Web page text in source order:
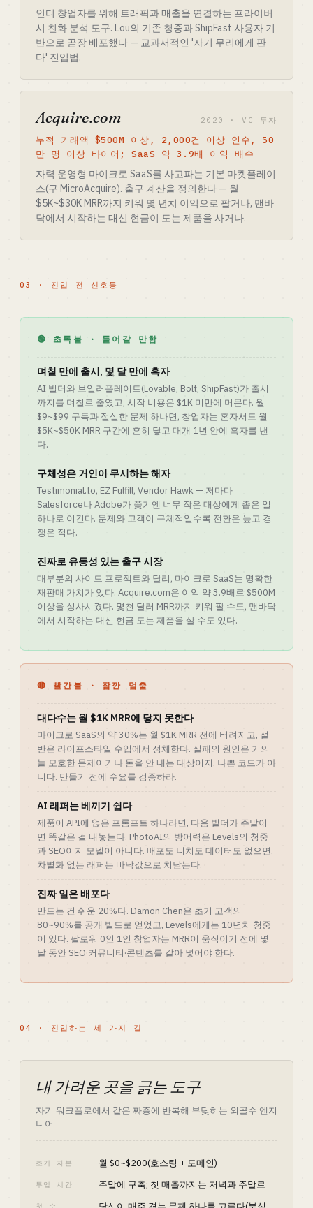
인디 창업자를 위해 트래픽과 매출을 연결하는 프라이버
시 친화 분석 도구. Lou의 기존 청중과 ShipFast 사용자 기
반으로 곧장 배포했다 — 교과서적인 '자기 무리에게 판
다' 진입법.
Acquire.com 2020 · VC 투자
누적 거래액 $500M 이상, 2,000건 이상 인수, 50
만 명 이상 바이어; SaaS 약 3.9배 이익 배수
자력 운영형 마이크로 SaaS를 사고파는 기본 마켓플레이
스(구 MicroAcquire). 출구 계산을 정의한다 — 월
$5K~$30K MRR까지 키워 몇 년치 이익으로 팔거나, 맨바
닥에서 시작하는 대신 현금이 도는 제품을 사거나.
03 · 진입 전 신호등
🟢 초록불 · 들어갈 만함
며칠 만에 출시, 몇 달 만에 흑자
AI 빌더와 보일러플레이트(Lovable, Bolt, ShipFast)가 출시
까지를 며칠로 줄였고, 시작 비용은 $1K 미만에 머문다. 월
$9~$99 구독과 절실한 문제 하나면, 창업자는 혼자서도 월
$5K~$50K MRR 구간에 흔히 닿고 대개 1년 안에 흑자를 낸
다.
구체성은 거인이 무시하는 해자
Testimonial.to, EZ Fulfill, Vendor Hawk — 저마다
Salesforce나 Adobe가 쫓기엔 너무 작은 대상에게 좁은 일
하나로 이긴다. 문제와 고객이 구체적일수록 전환은 높고 경
쟁은 적다.
진짜로 유동성 있는 출구 시장
대부분의 사이드 프로젝트와 달리, 마이크로 SaaS는 명확한
재판매 가치가 있다. Acquire.com은 이익 약 3.9배로 $500M
이상을 성사시켰다. 몇천 달러 MRR까지 키워 팔 수도, 맨바닥
에서 시작하는 대신 현금 도는 제품을 살 수도 있다.
🔴 빨간불 · 잠깐 멈춤
대다수는 월 $1K MRR에 닿지 못한다
마이크로 SaaS의 약 30%는 월 $1K MRR 전에 버려지고, 절
반은 라이프스타일 수입에서 정체한다. 실패의 원인은 거의
늘 모호한 문제이거나 돈을 안 내는 대상이지, 나쁜 코드가 아
니다. 만들기 전에 수요를 검증하라.
AI 래퍼는 베끼기 쉽다
제품이 API에 얹은 프롬프트 하나라면, 다음 빌더가 주말이
면 똑같은 걸 내놓는다. PhotoAI의 방어력은 Levels의 청중
과 SEO이지 모델이 아니다. 배포도 니치도 데이터도 없으면,
차별화 없는 래퍼는 바닥값으로 치닫는다.
진짜 일은 배포다
만드는 건 쉬운 20%다. Damon Chen은 초기 고객의
80~90%를 공개 빌드로 얻었고, Levels에게는 10년치 청중
이 있다. 팔로워 0인 1인 창업자는 MRR이 움직이기 전에 몇
달 동안 SEO·커뮤니티·콘텐츠를 갈아 넣어야 한다.
04 · 진입하는 세 가지 길
내 가려운 곳을 긁는 도구
자기 워크플로에서 같은 짜증에 반복해 부딪히는 외골수 엔지
니어
초기 자본 월 $0~$200(호스팅 + 도메인)
투입 시간 주말에 구축; 첫 매출까지는 저녁과 주말로